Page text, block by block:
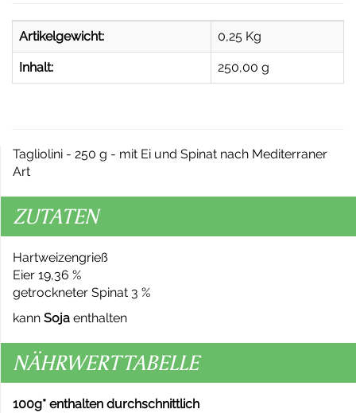
Artikelgewicht: 0,25 Kg
Inhalt: 250,00 g
Tagliolini - 250 g - mit Ei und Spinat nach Mediterraner
Art
ZUTATEN
Hartweizengrieß
Eier 19,36 %
getrockneter Spinat 3 %
kann Soja enthalten
NÄHRWERTTABELLE
100g* enthalten durchschnittlich